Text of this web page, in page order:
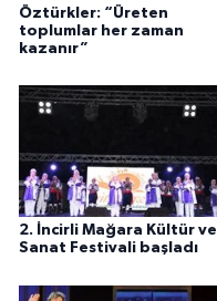
Öztürkler: “Üreten
toplumlar her zaman
kazanır”
2. İncirli Mağara Kültür ve
Sanat Festivali başladı